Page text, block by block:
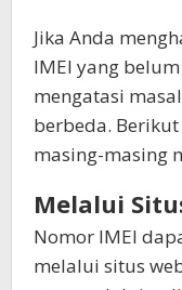
Jika Anda
IMEI yang
mengatasi
berbeda.
masing-masing
Melalui
Nomor IMEI
melalui situs